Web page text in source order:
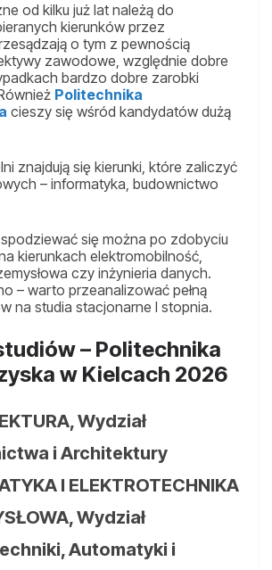
od kilku już lat należą do
kierunków przez
o tym z pewnością
zawodowe, względnie dobre
bardzo dobre zarobki
Politechnika
cieszy się wśród kandydatów dużą
znajdują się kierunki, które zaliczyć
– informatyka, budownictwo
się można po zdobyciu
kierunkach elektromobilność,
czy inżynieria danych.
– warto przeanalizować pełną
na studia stacjonarne I stopnia.
– Politechnika
w Kielcach 2026
Wydział
i Architektury
I ELEKTROTECHNIKA
Wydział
Automatyki i